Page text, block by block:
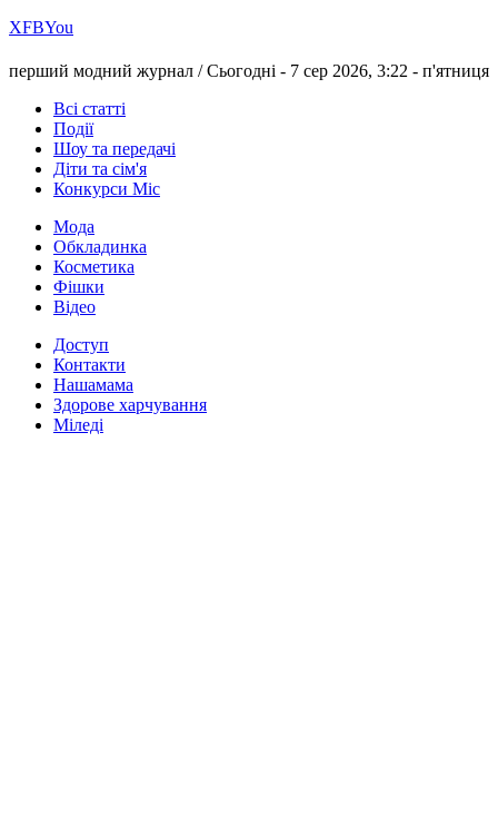
ХFBYou
перший модний журнал /Сьогодні - 7 сер 2026, 3:22 - п'ятниця
Всі статті
Події
Шоу та передачі
Діти та сім'я
Конкурси Міс
Мода
Обкладинка
Косметика
Фішки
Відео
Доступ
Контакти
Нашамама
Здорове харчування
Міледі